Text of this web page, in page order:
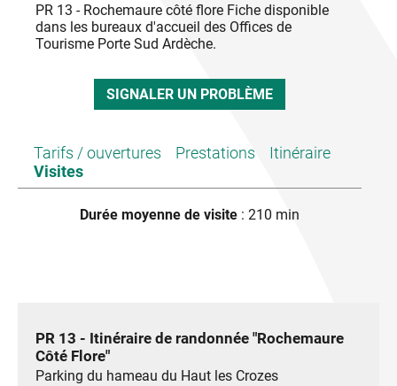
PR 13 - Rochemaure côté flore Fiche disponible
dans les bureaux d'accueil des Offices de
Tourisme Porte Sud Ardèche.
SIGNALER UN PROBLÈME
Tarifs / ouvertures Prestations
Itinéraire
Visites
Durée moyenne de visite : 210 min
PR 13 - Itinéraire de randonnée "Rochemaure
Côté Flore"
Parking du hameau du Haut les Crozes